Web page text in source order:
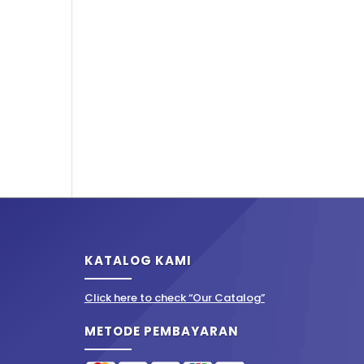
KATALOG KAMI
Click here to check “Our Catalog”
METODE PEMBAYARAN